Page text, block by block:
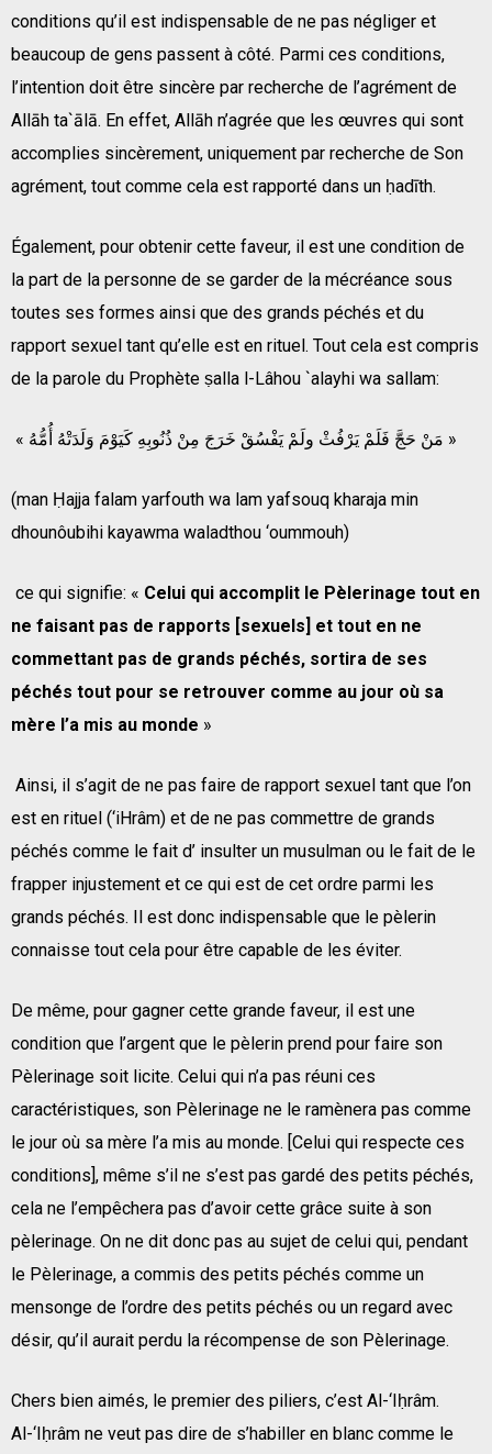
conditions qu’il est indispensable de ne pas négliger et
beaucoup de gens passent à côté. Parmi ces conditions,
l’intention doit être sincère par recherche de l’agrément de
Allāh ta`ālā. En effet, Allāh n’agrée que les œuvres qui sont
accomplies sincèrement, uniquement par recherche de Son
agrément, tout comme cela est rapporté dans un ḥadīth.
Également, pour obtenir cette faveur, il est une condition de
la part de la personne de se garder de la mécréance sous
toutes ses formes ainsi que des grands péchés et du
rapport sexuel tant qu’elle est en rituel. Tout cela est compris
de la parole du Prophète ṣalla l-Lâhou `alayhi wa sallam:
« مَنْ حَجَّ فَلَمْ يَرْفُثْ ولَمْ يَفْسُقْ خَرَجَ مِنْ ذُنُوبِهِ كَيَوْمَ وَلَدَتْهُ أُمُّهُ »
(man Ḥajja falam yarfouth wa lam yafsouq kharaja min
dhounôubihi kayawma waladthou ‘oummouh)
ce qui signifie: « Celui qui accomplit le Pèlerinage tout en
ne faisant pas de rapports [sexuels] et tout en ne
commettant pas de grands péchés, sortira de ses
péchés tout pour se retrouver comme au jour où sa
mère l’a mis au monde »
Ainsi, il s’agit de ne pas faire de rapport sexuel tant que l’on
est en rituel (‘iHrâm) et de ne pas commettre de grands
péchés comme le fait d’ insulter un musulman ou le fait de le
frapper injustement et ce qui est de cet ordre parmi les
grands péchés. Il est donc indispensable que le pèlerin
connaisse tout cela pour être capable de les éviter.
De même, pour gagner cette grande faveur, il est une
condition que l’argent que le pèlerin prend pour faire son
Pèlerinage soit licite. Celui qui n’a pas réuni ces
caractéristiques, son Pèlerinage ne le ramènera pas comme
le jour où sa mère l’a mis au monde. [Celui qui respecte ces
conditions], même s’il ne s’est pas gardé des petits péchés,
cela ne l’empêchera pas d’avoir cette grâce suite à son
pèlerinage. On ne dit donc pas au sujet de celui qui, pendant
le Pèlerinage, a commis des petits péchés comme un
mensonge de l’ordre des petits péchés ou un regard avec
désir, qu’il aurait perdu la récompense de son Pèlerinage.
Chers bien aimés, le premier des piliers, c’est Al-‘Iḥrâm.
Al-‘Iḥrâm ne veut pas dire de s’habiller en blanc comme le